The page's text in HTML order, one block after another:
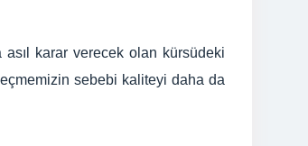
karar verecek olan kürsüdeki
sebebi kaliteyi daha da